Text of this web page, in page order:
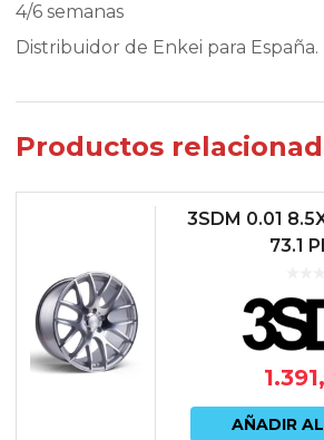
4/6 semanas
Distribuidor de Enkei para España.
Productos
3SDM 0.01
73.1
AÑADIR